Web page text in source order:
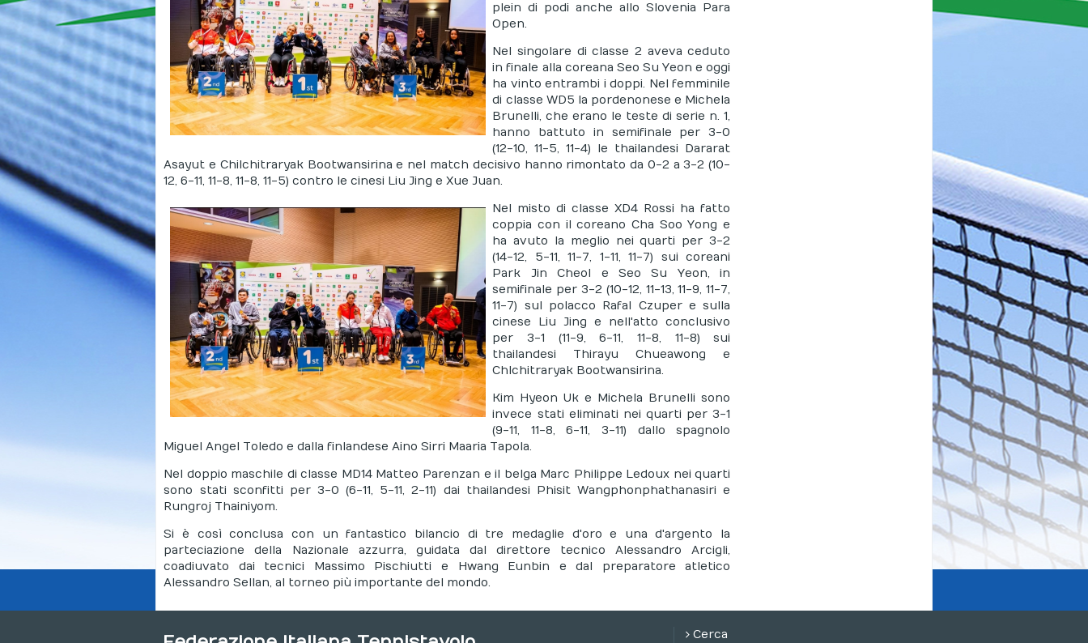
plein di podi anche allo Slovenia Para
Open.
Nel singolare di classe 2 aveva ceduto
in finale alla coreana Seo Su Yeon e oggi
ha vinto entrambi i doppi. Nel femminile
di classe WD5 la pordenonese e Michela
Brunelli, che erano le teste di serie n. 1,
hanno battuto in semifinale per 3-0
(12-10, 11-5, 11-4) le thailandesi Dararat
Asayut e Chilchitraryak Bootwansirina e nel match decisivo hanno rimontato da 0-2 a 3-2 (10-
12, 6-11, 11-8, 11-8, 11-5) contro le cinesi Liu Jing e Xue Juan.
Nel misto di classe XD4 Rossi ha fatto
coppia con il coreano Cha Soo Yong e
ha avuto la meglio nei quarti per 3-2
(14-12, 5-11, 11-7, 1-11, 11-7) sui coreani
Park Jin Cheol e Seo Su Yeon, in
semifinale per 3-2 (10-12, 11-13, 11-9, 11-7,
11-7) sul polacco Rafal Czuper e sulla
cinese Liu Jing e nell'atto conclusivo
per 3-1 (11-9, 6-11, 11-8, 11-8) sui
thailandesi Thirayu Chueawong e
Chlchitraryak Bootwansirina.
Kim Hyeon Uk e Michela Brunelli sono
invece stati eliminati nei quarti per 3-1
(9-11, 11-8, 6-11, 3-11) dallo spagnolo
Miguel Angel Toledo e dalla finlandese Aino Sirri Maaria Tapola.
Nel doppio maschile di classe MD14 Matteo Parenzan e il belga Marc Philippe Ledoux nei quarti
sono stati sconfitti per 3-0 (6-11, 5-11, 2-11) dai thailandesi Phisit Wangphonphathanasiri e
Rungroj Thainiyom.
Si è così conclusa con un fantastico bilancio di tre medaglie d'oro e una d'argento la
parteciazione della Nazionale azzurra, guidata dal direttore tecnico Alessandro Arcigli,
coadiuvato dai tecnici Massimo Pischiutti e Hwang Eunbin e dal preparatore atletico
Alessandro Sellan, al torneo più importante del mondo.
Cerca